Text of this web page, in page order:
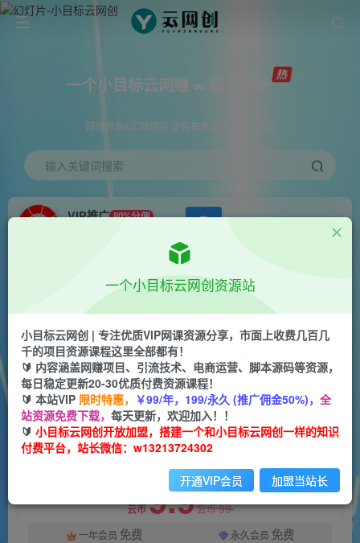
一个小目标云网赚 ∞ 稳定更新
网赚资源&实战项目 全网首发全年365天更新
输入关键词搜索
VIP推广 80%分佣
会员免费 正文
99元一份收钱收到手麻的金融技术教程资料项目
【揭秘】
一个小目标云网创
2年前发布
关注 私信
569 81
99元一份收钱收到手麻的金融技术教程资料项目【揭秘】
此内容为付费阅读，请付费后查看
云币9.9云币99
一年会员 免费 永久会员 免费
付费阅读
一个小目标云网创资源站
小目标云网创 | 专注优质VIP网课资源分享，市面上收费几百几
千的项目资源课程这里全部都有！
🔰 内容涵盖网赚项目、引流技术、电商运营、脚本源码等资源，
每日稳定更新20-30优质付费资源课程！
🔰 本站VIP 限时特惠， ￥99/年，199/永久 (推广佣金50%)， 全
站资源免费下载， 每天更新，欢迎加入！！
🔰 小目标云网创开放加盟，搭建一个和小目标云网创一样的知识
付费平台，站长微信：w13213724302
开通VIP会员 加盟当站长